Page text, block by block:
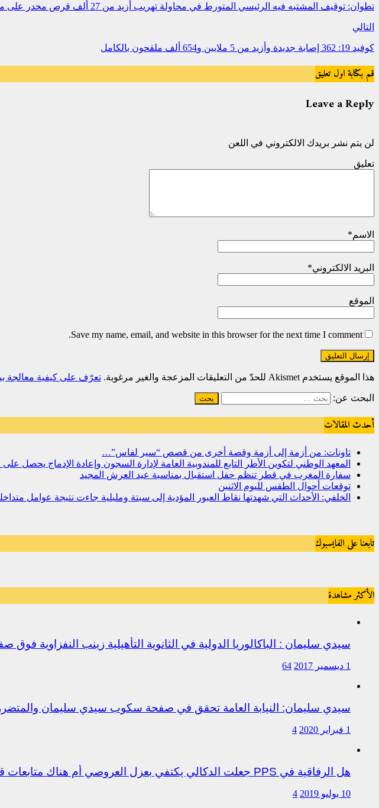
تطوان: توقيف المشتبه فيه الرئيسي المتورط في محاولة تهريب أزيد من 27 ألف قرص مخدر على متن قارب تقليدي للصيد
التالي
كوفيد 19: 362 إصابة جديدة وأزيد من 5 ملايين و654 ألف ملقحون بالكامل
قم بكتابة اول تعليق
Leave a Reply
لن يتم نشر بريدك الالكتروني في اللعن
تعليق
الاسم*
البريد الالكتروني*
الموقع
Save my name, email, and website in this browser for the next time I comment.
هذا الموقع يستخدم Akismet للحدّ من التعليقات المزعجة والغير مرغوبة. تعرّف على كيفية معالجة
البحث عن:
أحدث المقالات
تاونات: من أزمة إلى أزمة وقصة أخرى من قصص “سير لفاس”…
المعهد الوطني لتكوين الأطر التابع للمندوبية العامة لإدارة السجون وإعادة الإدماج يحصل
سفارة المغرب في قطر تنظم حفل استقبال بمناسبة عيد العرش المجيد
توقعات أحوال الطقس لليوم الاثنين
الخلفي: الأحداث التي شهدتها نقاط العبور المؤدية إلى سبتة ومليلية جاءت نتيجة عوامل
تابعنا على الفايسبوك
الأكثر مشاهدة
سيدي سليمان : الباكالوريا الدولية في الثانوية التأهيلية زينب النفزاوية
1 ديسمبر 2017 64
سيدي سليمان: النيابة العامة تحقق في صفحة سكوب سيدي سليمان
1 فبراير 2020 4
هل الرفاقية في PPS جعلت الدكالي يكتفي بعزل العروصي أم هناك متابعات قانونية على خلفية اختلالات التسيير بمندوبية سيدي سليمان
10 يوليو 2019 4